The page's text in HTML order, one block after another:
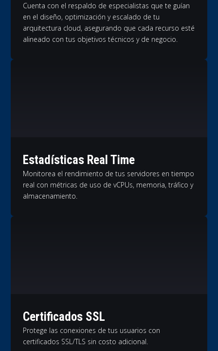
Cuenta con el respaldo de especialistas que te guían
en el diseño, optimización y escalado de tu
arquitectura cloud, asegurando que cada recurso esté
alineado con tus objetivos técnicos y de negocio.
Estadísticas Real Time
Monitorea el rendimiento de tus servidores en tiempo
real con métricas de uso de vCPUs, memoria, tráfico y
almacenamiento.
Certificados SSL
Protege las conexiones de tus usuarios con
certificados SSL/TLS sin costo adicional.